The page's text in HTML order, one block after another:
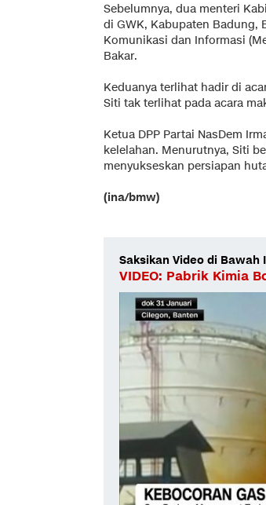
Sebelumnya, dua menteri
di GWK, Kabupaten Badung,
Komunikasi dan Informasi
Bakar.
Keduanya terlihat hadir di
Siti tak terlihat pada acara
Ketua DPP Partai NasDem
kelelahan. Menurutnya, Siti
menyukseskan persiapan
(ina/bmw)
Saksikan Video di Bawah
VIDEO: Pabrik Kimia